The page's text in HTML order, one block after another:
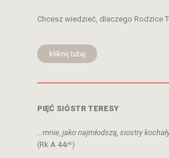
Chcesz wiedzieć, dlaczego Rodzice
kliknij tutaj
PIĘĆ SIÓSTR TERESY
…mnie, jako najmłodszą, siostry
(Rk A 44rº)